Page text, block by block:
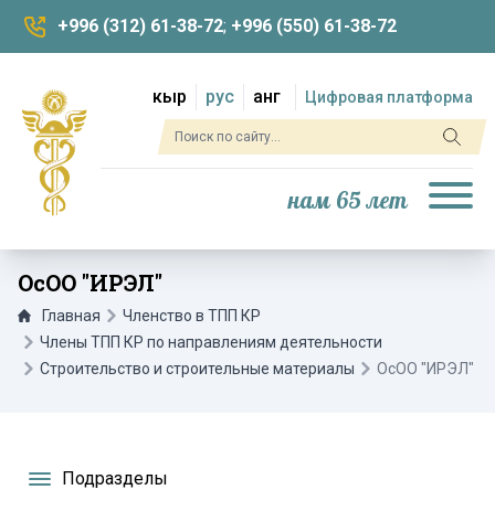
+996 (312) 61-38-72; +996 (550) 61-38-72
кыр рус анг Цифровая платформа
нам 65 лет
ОсОО "ИРЭЛ"
Главная
Членство в ТПП КР
Члены ТПП КР по направлениям деятельности
Строительство и строительные материалы
ОсОО "ИРЭЛ"
Подразделы